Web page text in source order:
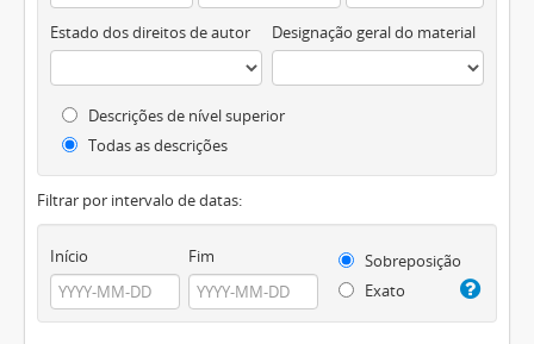
Estado dos direitos de autor Designação geral do material
Descrições de nível superior
Todas as descrições
Filtrar por intervalo de datas:
Início Fim
Sobreposição
Exato